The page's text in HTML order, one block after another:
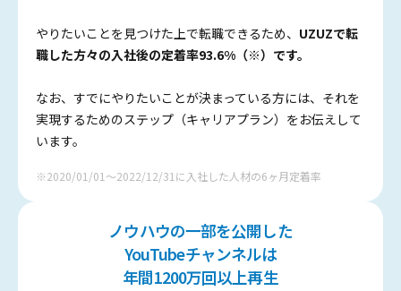
やりたいことを見つけた上で転職できるため、 UZUZで転
職した方々の入社後の定着率93.6%（※）です。
なお、すでにやりたいことが決まっている方には、それを
実現するためのステップ（キャリアプラン）をお伝えして
います。
※2020/01/01～2022/12/31に入社した人材の6ヶ月定着率
ノウハウの一部を公開した
YouTubeチャンネルは
年間1200万回以上再生